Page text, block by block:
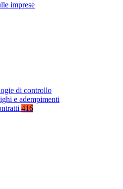
imprese
di controllo
e adempimenti
416